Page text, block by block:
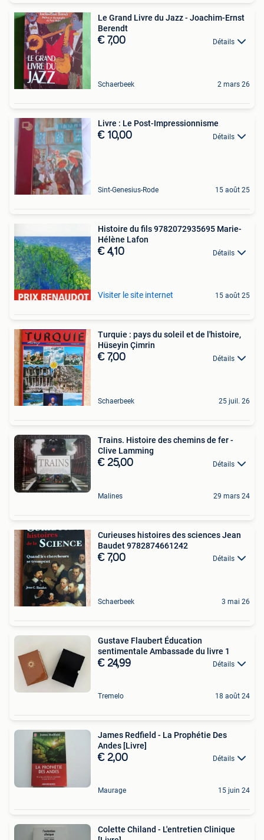
Le Grand Livre du Jazz - Joachim-Ernst
Berendt
€ 7,00 Détails
Schaerbeek 2 mars 26
Livre : Le Post-Impressionnisme
€ 10,00 Détails
Sint-Genesius-Rode 15 août 25
Histoire du fils 9782072935695 Marie-
Hélène Lafon
€ 4,10 Détails
Visiter le site internet 15 août 25
Turquie : pays du soleil et de l'histoire,
Hüseyin Çimrin
€ 7,00 Détails
Schaerbeek 25 juil. 26
Trains. Histoire des chemins de fer -
Clive Lamming
€ 25,00 Détails
Malines 29 mars 24
Curieuses histoires des sciences Jean
Baudet 9782874661242
€ 7,00 Détails
Schaerbeek 3 mai 26
Gustave Flaubert Éducation
sentimentale Ambassade du livre 1
€ 24,99 Détails
Tremelo 18 août 24
James Redfield - La Prophétie Des
Andes [Livre]
€ 2,00 Détails
Maurage 15 juin 24
Colette Chiland - L'entretien Clinique